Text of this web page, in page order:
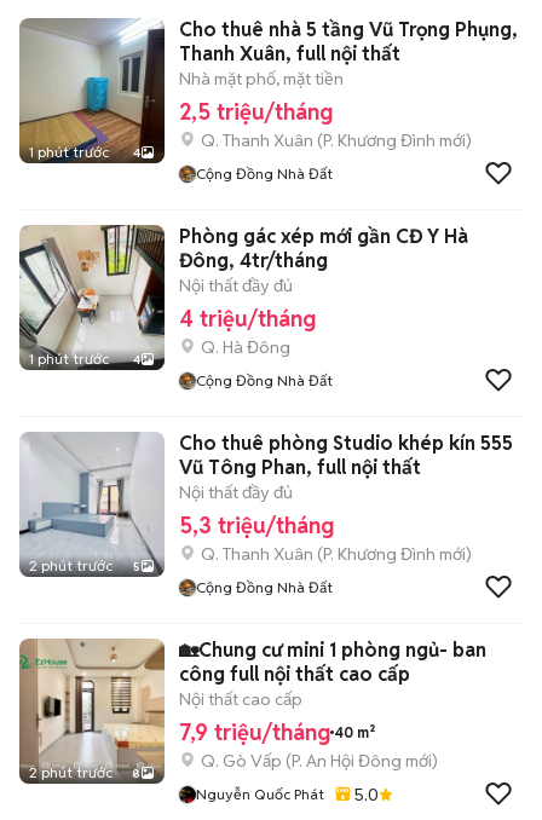
1 phút trước 4
Cho thuê nhà 5 tầng Vũ Trọng Phụng,
Thanh Xuân, full nội thất
Nhà mặt phố, mặt tiền
2,5 triệu/tháng
Q. Thanh Xuân (P. Khương Đình mới)
Cộng Đồng Nhà Đất
1 phút trước 4
Phòng gác xép mới gần CĐ Y Hà
Đông, 4tr/tháng
Nội thất đầy đủ
4 triệu/tháng
Q. Hà Đông
Cộng Đồng Nhà Đất
2 phút trước 5
Cho thuê phòng Studio khép kín 555
Vũ Tông Phan, full nội thất
Nội thất đầy đủ
5,3 triệu/tháng
Q. Thanh Xuân (P. Khương Đình mới)
Cộng Đồng Nhà Đất
2 phút trước 8
🏡Chung cư mini 1 phòng ngủ- ban
công full nội thất cao cấp
Nội thất cao cấp
7,9 triệu/tháng 40 m²
Q. Gò Vấp (P. An Hội Đông mới)
Nguyễn Quốc Phát 5.0